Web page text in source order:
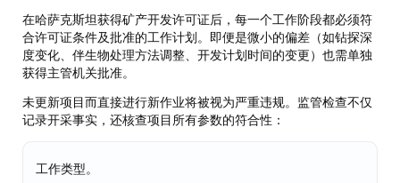
在哈萨克斯坦获得矿产开发许可证后，每一个工作阶段都必须符
合许可证条件及批准的工作计划。即便是微小的偏差（如钻探深
度变化、伴生物处理方法调整、开发计划时间的变更）也需单独
获得主管机关批准。
未更新项目而直接进行新作业将被视为严重违规。监管检查不仅
记录开采事实，还核查项目所有参数的符合性：
工作类型。